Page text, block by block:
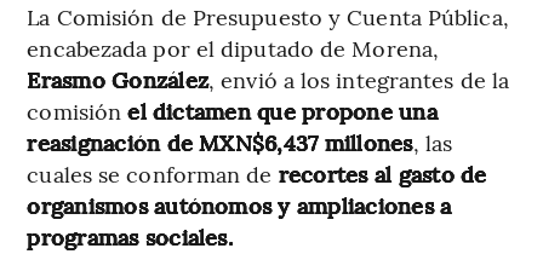
La Comisión de Presupuesto y Cuenta Pública,
encabezada por el diputado de Morena,
Erasmo González, envió a los integrantes de la
comisiónel dictamen que propone una
reasignación de MXN$6,437 millones, las
cuales se conforman de recortes al gasto de
organismos autónomos y ampliaciones a
programas sociales.